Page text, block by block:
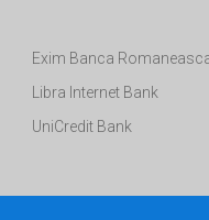
Exim Banca
Libra Internet Bank
UniCredit Bank